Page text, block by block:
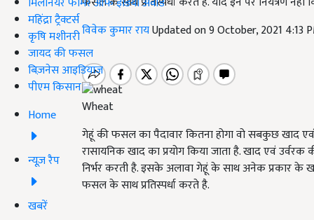
महिंद्रा ट्रैक्टर्स
कृषि मशीनरी
जायद की फसल
बिज़नेस आइडियाज
पीएम किसान
Home
न्यूज़ रैप
खबरें
विवेक कुमार रायUpdated on 9 October, 2021 4:13
Wheat
गेहूं की फसल का पैदावार कितना होगा वो सबकुछ खाद एवं
रासायनिक खाद का प्रयोग किया जाता है. खाद एवं
निर्भर करती है. इसके अलावा गेहूं के साथ अनेक प्रकार के
फसल के साथ प्रतिस्पर्धा करते है.